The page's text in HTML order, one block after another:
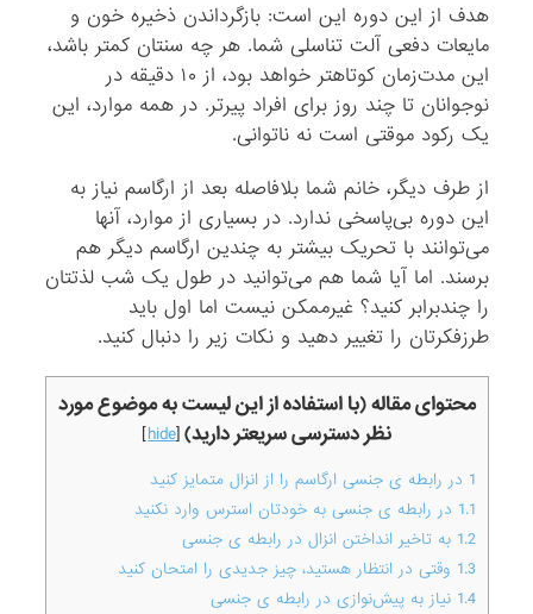
هدف از این دوره این است: بازگرداندن ذخیره خون و
مایعات دفعی آلت تناسلی شما. هر چه سنتان کمتر باشد،
این مدت‌زمان کوتاهتر خواهد بود، از ۱۰ دقیقه در
نوجوانان تا چند روز برای افراد پیرتر. در همه موارد، این
یک رکود موقتی است نه ناتوانی.
از طرف دیگر، خانم شما بلافاصله بعد از ارگاسم نیاز به
این دوره بی‌پاسخی ندارد. در بسیاری از موارد، آنها
می‌توانند با تحریک بیشتر به چندین ارگاسم دیگر هم
برسند. اما آیا شما هم می‌توانید در طول یک شب لذتتان
را چندبرابر کنید؟ غیرممکن نیست اما اول باید
طرزفکرتان را تغییر دهید و نکات زیر را دنبال کنید.
محتوای مقاله (با استفاده از این لیست به موضوع مورد
نظر دسترسی سریعتر دارید)[
hide
]
1 در رابطه ی جنسی ارگاسم را از انزال متمایز کنید
1.1 در رابطه ی جنسی به خودتان استرس وارد نکنید
1.2 به تاخیر انداختن انزال در رابطه ی جنسی
1.3 وقتی در انتظار هستید، چیز جدیدی را امتحان کنید
1.4 نیاز به پیش‌نوازی در رابطه ی جنسی